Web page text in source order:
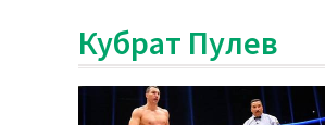
Кубрат Пулев